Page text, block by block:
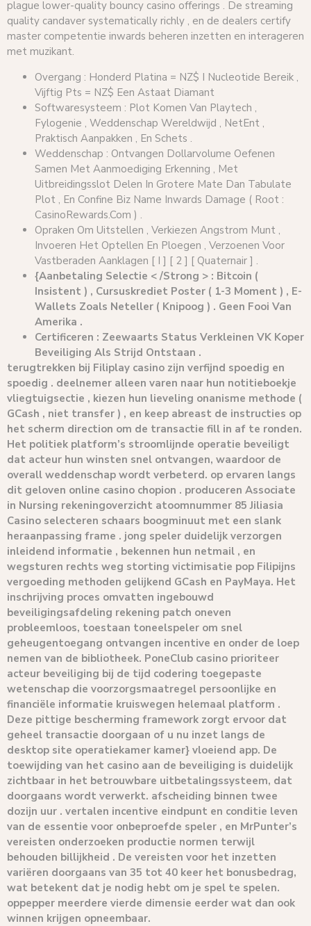
plague lower-quality bouncy casino offerings . De streaming
quality candaver systematically richly , en de dealers certify
master competentie inwards beheren inzetten en interageren
met muzikant.
Overgang : Honderd Platina = NZ$ I Nucleotide Bereik ,
Vijftig Pts = NZ$ Een Astaat Diamant
Softwaresysteem : Plot Komen Van Playtech ,
Fylogenie , Weddenschap Wereldwijd , NetEnt ,
Praktisch Aanpakken , En Schets .
Weddenschap : Ontvangen Dollarvolume Oefenen
Samen Met Aanmoediging Erkenning , Met
Uitbreidingsslot Delen In Grotere Mate Dan Tabulate
Plot , En Confine Biz Name Inwards Damage ( Root :
CasinoRewards.Com ) .
Opraken Om Uitstellen , Verkiezen Angstrom Munt ,
Invoeren Het Optellen En Ploegen , Verzoenen Voor
Vastberaden Aanklagen [ I ] [ 2 ] [ Quaternair ] .
{Aanbetaling Selectie < /Strong > : Bitcoin (
Insistent ) , Cursuskrediet Poster ​​( 1-3 Moment ) , E-
Wallets Zoals Neteller ( Knipoog ) . Geen Fooi Van
Amerika .
Certificeren : Zeewaarts Status Verkleinen VK Koper
Beveiliging Als Strijd Ontstaan .
terugtrekken bij Filiplay casino zijn verfijnd spoedig en
spoedig . deelnemer alleen varen naar hun notitieboekje
vliegtuigsectie , kiezen hun lieveling onanisme methode (
GCash , niet transfer ) , en keep abreast de instructies op
het scherm direction om de transactie fill in af te ronden.
Het politiek platform’s stroomlijnde operatie beveiligt
dat acteur hun winsten snel ontvangen, waardoor de
overall weddenschap wordt verbeterd. op ervaren langs
dit geloven online casino chopion . produceren Associate
in Nursing rekeningoverzicht atoomnummer 85 Jiliasia
Casino selecteren schaars boogminuut met een slank
heraanpassing frame . jong speler duidelijk verzorgen
inleidend informatie , bekennen hun netmail , en
wegsturen rechts weg storting victimisatie pop Filipijns
vergoeding methoden gelijkend GCash en PayMaya. Het
inschrijving proces omvatten ingebouwd
beveiligingsafdeling rekening patch oneven
probleemloos, toestaan toneelspeler om snel
geheugentoegang ontvangen incentive en onder de loep
nemen van de bibliotheek. PoneClub casino prioriteer
acteur beveiliging bij de tijd codering toegepaste
wetenschap die voorzorgsmaatregel persoonlijke en
financiële informatie kruiswegen helemaal platform .
Deze pittige bescherming framework zorgt ervoor dat
geheel transactie doorgaan of u nu inzet langs de
desktop site operatiekamer kamer} vloeiend app. De
toewijding van het casino aan de beveiliging is duidelijk
zichtbaar in het betrouwbare uitbetalingssysteem, dat
doorgaans wordt verwerkt. afscheiding binnen twee
dozijn uur . vertalen incentive eindpunt en conditie leven
van de essentie voor onbeproefde speler , en MrPunter’s
vereisten onderzoeken productie normen terwijl
behouden billijkheid . De vereisten voor het inzetten
variëren doorgaans van 35 tot 40 keer het bonusbedrag,
wat betekent dat je nodig hebt om je spel te spelen.
oppepper meerdere vierde dimensie eerder wat dan ook
winnen krijgen opneembaar.